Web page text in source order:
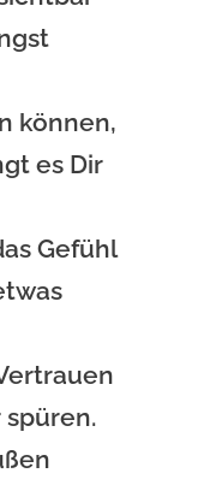
können,
es Dir
Gefühl